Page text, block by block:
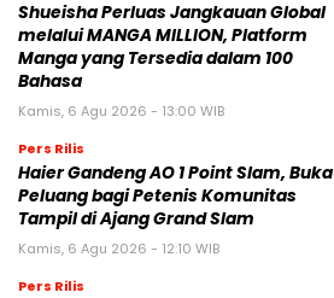
Shueisha Perluas Jangkauan Global
melalui MANGA MILLION, Platform
Manga yang Tersedia dalam 100
Bahasa
Kamis, 6 Agu 2026 - 13:00 WIB
Pers Rilis
Haier Gandeng AO 1 Point Slam, Buka
Peluang bagi Petenis Komunitas
Tampil di Ajang Grand Slam
Kamis, 6 Agu 2026 - 12:10 WIB
Pers Rilis